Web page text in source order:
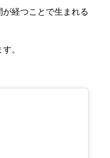
経つことで生まれる
。